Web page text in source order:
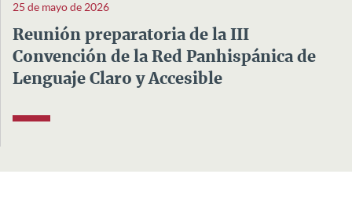
25 de mayo de 2026
Reunión preparatoria de la III
Convención de la Red Panhispánica de
Lenguaje Claro y Accesible